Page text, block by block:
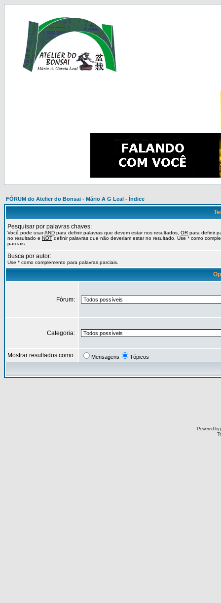
FÓRUM do Atelier do Bonsai - Mário A G Leal - Índice
Pesquisar por palavras chaves:
Você pode usarAND para definir palavras que devem estar nos resultados, OR para definir
no resultado e NOT definir palavras que não deveriam estar no resultado. Use * como
parciais.
Busca por autor:
Use * como complemento para palavras parciais.
Fórum:
Categoria:
Mostrar resultados como: Mensagens Tópicos
Powered by